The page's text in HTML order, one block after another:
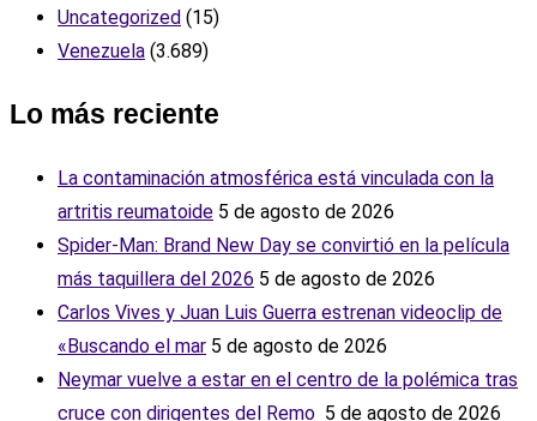
Uncategorized (15)
Venezuela (3.689)
Lo más reciente
La contaminación atmosférica está vinculada con la
artritis reumatoide 5 de agosto de 2026
Spider-Man: Brand New Day se convirtió en la película
más taquillera del 2026 5 de agosto de 2026
Carlos Vives y Juan Luis Guerra estrenan videoclip de
«Buscando el mar 5 de agosto de 2026
Neymar vuelve a estar en el centro de la polémica tras
cruce con dirigentes del Remo ‎ 5 de agosto de 2026